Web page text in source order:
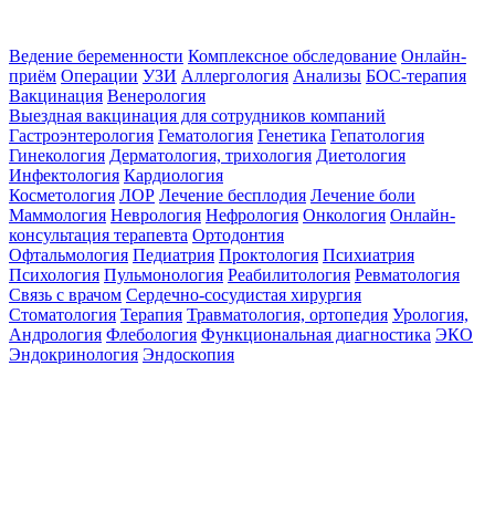
Ведение беременности Комплексное обследование Онлайн-
приём Операции УЗИ Аллергология Анализы БОС-терапия
Вакцинация Венерология
Выездная вакцинация для сотрудников компаний
Гастроэнтерология Гематология Генетика Гепатология
Гинекология Дерматология, трихология Диетология
Инфектология Кардиология
Косметология ЛОР Лечение бесплодия Лечение боли
Маммология Неврология Нефрология Онкология Онлайн-
консультация терапевта Ортодонтия
Офтальмология Педиатрия Проктология Психиатрия
Психология Пульмонология Реабилитология Ревматология
Связь с врачом Сердечно-сосудистая хирургия
Стоматология Терапия Травматология, ортопедия Урология,
Андрология Флебология Функциональная диагностика ЭКО
Эндокринология Эндоскопия